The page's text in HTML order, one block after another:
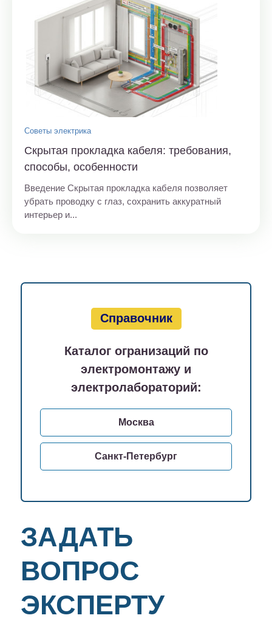
Советы электрика
Скрытая прокладка кабеля: требования,
способы, особенности
Введение Скрытая прокладка кабеля позволяет
убрать проводку с глаз, сохранить аккуратный
интерьер и...
Справочник
Каталог огранизаций по
электромонтажу и
электролабораторий:
Москва
Санкт-Петербург
ЗАДАТЬ
ВОПРОС
ЭКСПЕРТУ